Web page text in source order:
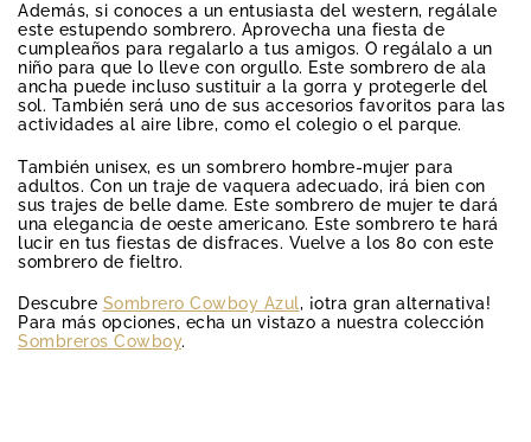
Además, si conoces a un entusiasta del western, regálale
este estupendo sombrero. Aprovecha una fiesta de
cumpleaños para regalarlo a tus amigos. O regálalo a un
niño para que lo lleve con orgullo. Este sombrero de ala
ancha puede incluso sustituir a la gorra y protegerle del
sol. También será uno de sus accesorios favoritos para las
actividades al aire libre, como el colegio o el parque.
También unisex, es un sombrero hombre-mujer para
adultos. Con un traje de vaquera adecuado, irá bien con
sus trajes de belle dame. Este sombrero de mujer te dará
una elegancia de oeste americano. Este sombrero te hará
lucir en tus fiestas de disfraces. Vuelve a los 80 con este
sombrero de fieltro.
Descubre Sombrero Cowboy Azul, ¡otra gran alternativa!
Para más opciones, echa un vistazo a nuestra colección
Sombreros Cowboy.